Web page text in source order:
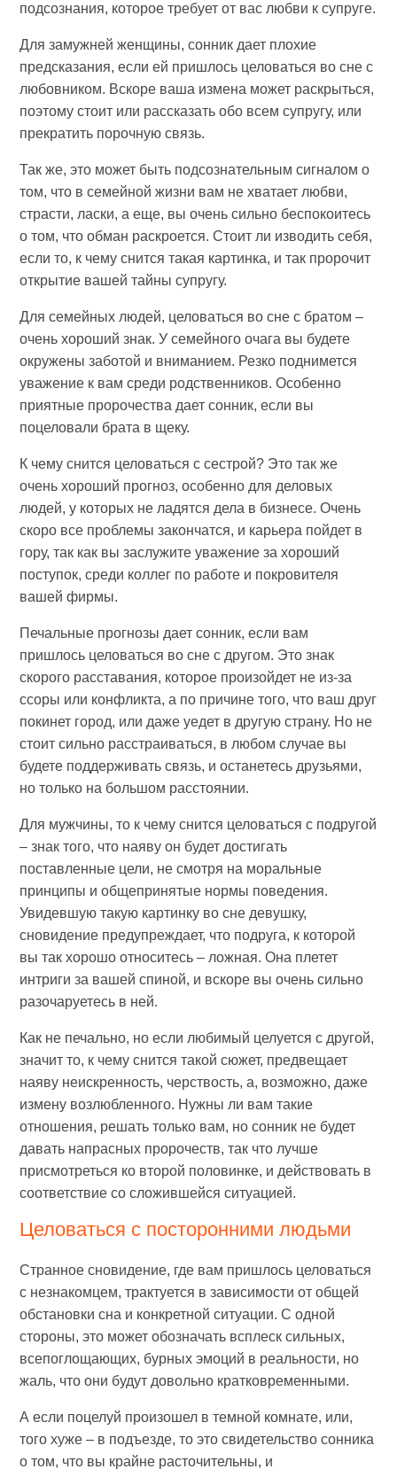
подсознания, которое требует от вас любви к супруге.
Для замужней женщины, сонник дает плохие
предсказания, если ей пришлось целоваться во сне с
любовником. Вскоре ваша измена может раскрыться,
поэтому стоит или рассказать обо всем супругу, или
прекратить порочную связь.
Так же, это может быть подсознательным сигналом о
том, что в семейной жизни вам не хватает любви,
страсти, ласки, а еще, вы очень сильно беспокоитесь
о том, что обман раскроется. Стоит ли изводить себя,
если то, к чему снится такая картинка, и так пророчит
открытие вашей тайны супругу.
Для семейных людей, целоваться во сне с братом –
очень хороший знак. У семейного очага вы будете
окружены заботой и вниманием. Резко поднимется
уважение к вам среди родственников. Особенно
приятные пророчества дает сонник, если вы
поцеловали брата в щеку.
К чему снится целоваться с сестрой? Это так же
очень хороший прогноз, особенно для деловых
людей, у которых не ладятся дела в бизнесе. Очень
скоро все проблемы закончатся, и карьера пойдет в
гору, так как вы заслужите уважение за хороший
поступок, среди коллег по работе и покровителя
вашей фирмы.
Печальные прогнозы дает сонник, если вам
пришлось целоваться во сне с другом. Это знак
скорого расставания, которое произойдет не из-за
ссоры или конфликта, а по причине того, что ваш друг
покинет город, или даже уедет в другую страну. Но не
стоит сильно расстраиваться, в любом случае вы
будете поддерживать связь, и останетесь друзьями,
но только на большом расстоянии.
Для мужчины, то к чему снится целоваться с подругой
– знак того, что наяву он будет достигать
поставленные цели, не смотря на моральные
принципы и общепринятые нормы поведения.
Увидевшую такую картинку во сне девушку,
сновидение предупреждает, что подруга, к которой
вы так хорошо относитесь – ложная. Она плетет
интриги за вашей спиной, и вскоре вы очень сильно
разочаруетесь в ней.
Как не печально, но если любимый целуется с другой,
значит то, к чему снится такой сюжет, предвещает
наяву неискренность, черствость, а, возможно, даже
измену возлюбленного. Нужны ли вам такие
отношения, решать только вам, но сонник не будет
давать напрасных пророчеств, так что лучше
присмотреться ко второй половинке, и действовать в
соответствие со сложившейся ситуацией.
Целоваться с посторонними людьми
Странное сновидение, где вам пришлось целоваться
с незнакомцем, трактуется в зависимости от общей
обстановки сна и конкретной ситуации. С одной
стороны, это может обозначать всплеск сильных,
всепоглощающих, бурных эмоций в реальности, но
жаль, что они будут довольно кратковременными.
А если поцелуй произошел в темной комнате, или,
того хуже – в подъезде, то это свидетельство сонника
о том, что вы крайне расточительны, и